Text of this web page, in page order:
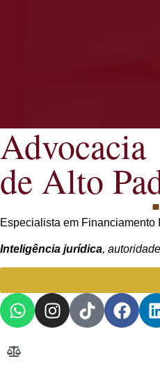
Advocacia
de Alto
Especialista em Financiamento
Inteligência jurídica,